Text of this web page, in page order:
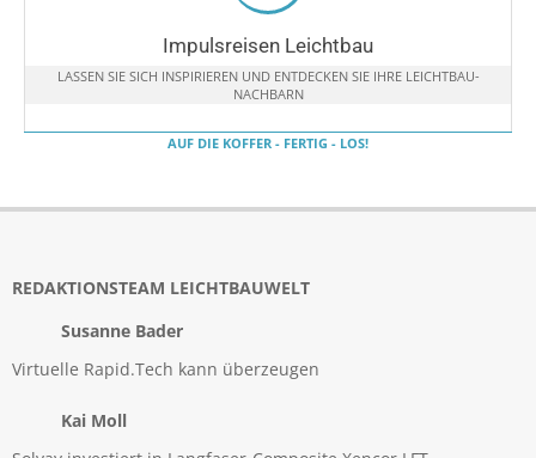
Impulsreisen Leichtbau
LASSEN SIE SICH INSPIRIEREN UND ENTDECKEN SIE IHRE LEICHTBAU-
NACHBARN
AUF DIE KOFFER - FERTIG - LOS!
REDAKTIONSTEAM LEICHTBAUWELT
Susanne Bader
Virtuelle Rapid.Tech kann überzeugen
Kai Moll